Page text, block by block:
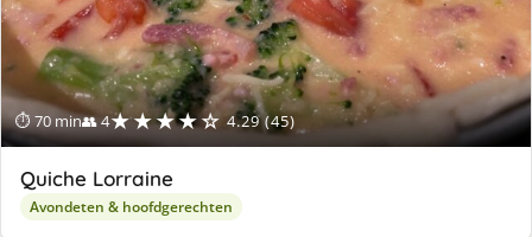
⏱ 70 min👥 4★★★★☆ 4.29 (45)
Quiche Lorraine
Avondeten & hoofdgerechten